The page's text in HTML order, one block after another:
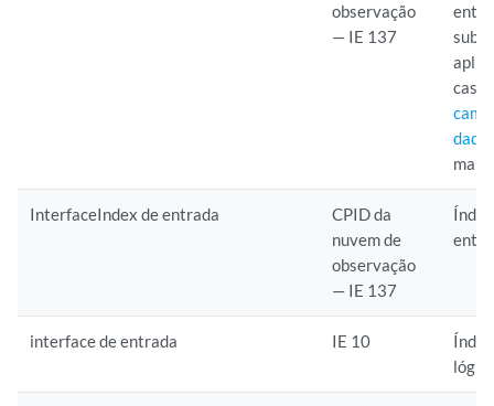
observação
— IE 137
mais
InterfaceIndex de entrada
CPID da
nuvem de
observação
— IE 137
interface de entrada IE 10